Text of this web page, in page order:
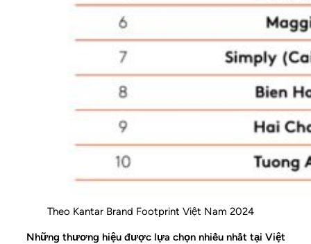
Theo Kantar Brand Footprint Việt Nam 2024
Những thương hiệu được lựa chọn nhiều nhất tại Việt